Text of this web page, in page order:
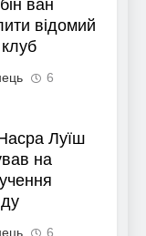
ван
відомий
6
Луїш
на
6